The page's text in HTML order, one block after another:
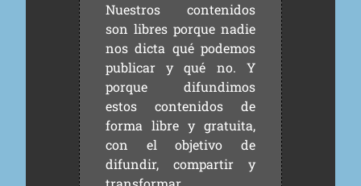
Nuestros contenidos
son libres porque nadie
nos dicta qué podemos
publicar y qué no. Y
porque difundimos
estos contenidos de
forma libre y gratuita,
con el objetivo de
difundir, compartir y